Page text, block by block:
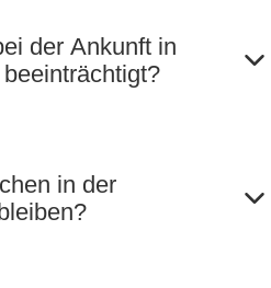
der Ankunft in
in der